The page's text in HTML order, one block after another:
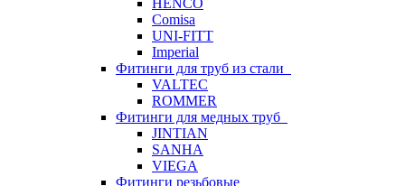
HENCO
Comisa
UNI-FITT
Imperial
Фитинги для труб из стали
VALTEC
ROMMER
Фитинги для медных труб
JINTIAN
SANHA
VIEGA
Фитинги резьбовые